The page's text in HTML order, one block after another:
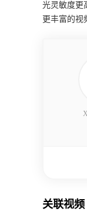
光灵敏度更
更丰富的视
关联视频